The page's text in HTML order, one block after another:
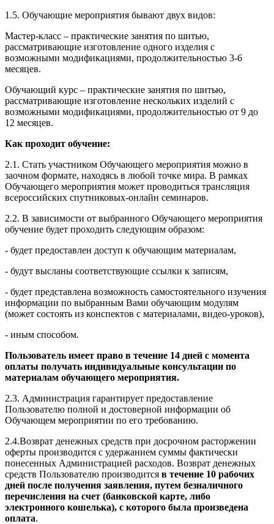
1.5. Обучающие мероприятия бывают двух видов:
Мастер-класс – практические занятия по шитью,
рассматривающие изготовление одного изделия с
возможными модификациями, продолжительностью 3-6
месяцев.
Обучающий курс – практические занятия по шитью,
рассматривающие изготовление нескольких изделий с
возможными модификациями, продолжительностью от 9 до
12 месяцев.
Как проходит обучение:
2.1. Стать участником Обучающего мероприятия можно в
заочном формате, находясь в любой точке мира. В рамках
Обучающего мероприятия может проводиться трансляция
всероссийских спутниковых-онлайн семинаров.
2.2. В зависимости от выбранного Обучающего мероприятия
обучение будет проходить следующим образом:
- будет предоставлен доступ к обучающим материалам,
- будут высланы соответствующие ссылки к записям,
- будет представлена возможность самостоятельного изучения
информации по выбранным Вами обучающим модулям
(может состоять из конспектов с материалами, видео-уроков),
- иным способом.
Пользователь имеет право в течение 14 дней с момента
оплаты получать индивидуальные консультации по
материалам обучающего мероприятия.
2.3. Администрация гарантирует предоставление
Пользователю полной и достоверной информации об
Обучающем мероприятии по его требованию.
2.4.Возврат денежных средств при досрочном расторжении
оферты производится с удержанием суммы фактически
понесенных Администрацией расходов. Возврат денежных
средств Пользователю производится в течение 10 рабочих
дней после получения заявления, путем безналичного
перечисления на счет (банковской карте, либо
электронного кошелька), с которого была произведена
оплата.